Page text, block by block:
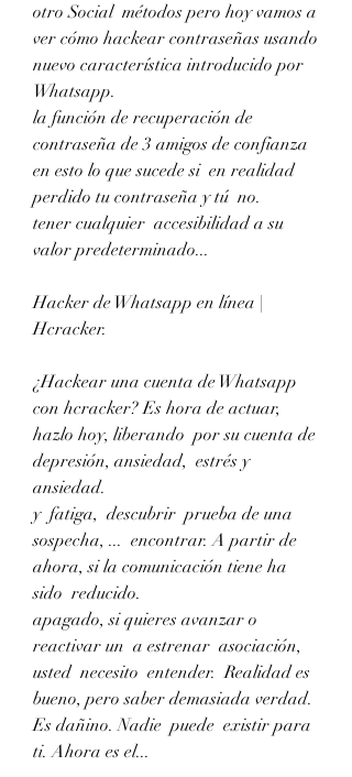
otro Social  métodos pero hoy vamos a
ver cómo hackear contraseñas usando
nuevo característica introducido por
Whatsapp.
la función de recuperación de
contraseña de 3 amigos de confianza
en esto lo que sucede si  en realidad
perdido tu contraseña y tú  no.
tener cualquier  accesibilidad a su
valor predeterminado...
Hacker de Whatsapp en línea |
Hcracker.
¿Hackear una cuenta de Whatsapp
con hcracker? Es hora de actuar,
hazlo hoy, liberando  por su cuenta de
depresión, ansiedad,  estrés y
ansiedad.
y  fatiga,  descubrir  prueba de una
sospecha, ...  encontrar. A partir de
ahora, si la comunicación tiene ha
sido  reducido.
apagado, si quieres avanzar o
reactivar un  a estrenar  asociación,
usted  necesito  entender.  Realidad es
bueno, pero saber demasiada verdad.
Es dañino. Nadie  puede  existir para
ti. Ahora es el...